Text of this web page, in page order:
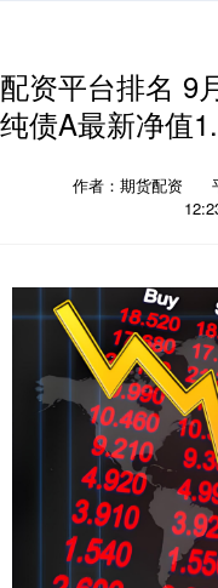
配资平台排名 9
纯债A最新净值
作者：期货配资